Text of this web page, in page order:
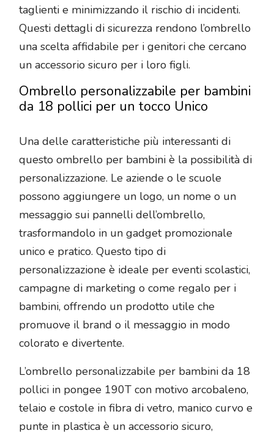
taglienti e minimizzando il rischio di incidenti.
Questi dettagli di sicurezza rendono l’ombrello
una scelta affidabile per i genitori che cercano
un accessorio sicuro per i loro figli.
Ombrello personalizzabile per bambini
da 18 pollici per un tocco Unico
Una delle caratteristiche più interessanti di
questo ombrello per bambini è la possibilità di
personalizzazione. Le aziende o le scuole
possono aggiungere un logo, un nome o un
messaggio sui pannelli dell’ombrello,
trasformandolo in un gadget promozionale
unico e pratico. Questo tipo di
personalizzazione è ideale per eventi scolastici,
campagne di marketing o come regalo per i
bambini, offrendo un prodotto utile che
promuove il brand o il messaggio in modo
colorato e divertente.
L’ombrello personalizzabile per bambini da 18
pollici in pongee 190T con motivo arcobaleno,
telaio e costole in fibra di vetro, manico curvo e
punte in plastica è un accessorio sicuro,